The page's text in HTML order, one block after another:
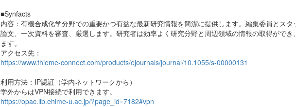
■Synfacts
内容：有機合成化学分野での重要かつ有益な最新研究情報を簡潔に提供します。編集委員とス
論文、一次資料を審査、厳選します。研究者は効率よく研究分野と周辺領域の情報の取得がで
ます。
アクセス先：
https://www.thieme-connect.com/products/ejournals/journal/10.1055/s-00000131
利用方法：IP認証（学内ネットワークから）
学外からはVPN接続で利用できます。
https://opac.lib.ehime-u.ac.jp/?page_id=7182#vpn